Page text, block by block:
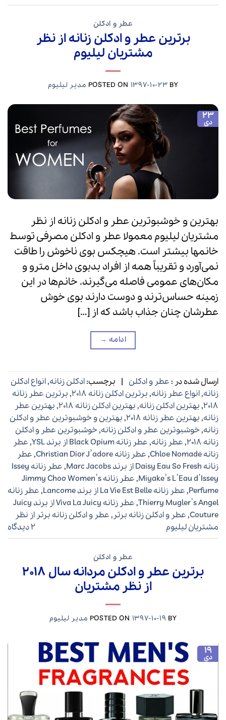
عطر و ادکلن
برترین عطر و ادکلن زنانه از نظر
مشتریان لیلیوم
POSTED ON 1397-10-23 BY مدیر لیلیوم
23
دی
بهترین و خوشبوترین عطر و ادکلن زنانه از نظر
مشتریان لیلیوم معمولا عطر و ادکلن مصرفی توسط
خانمها بیشتر است. هیچکس بوی ناخوش را طاقت
نمی‌آورد و تقریباً همه از افراد بدبوی داخل مترو و
مکان‌های عمومی فاصله می‌گیرند. خانم‌ها در این
زمینه حساس‌ترند و دوست دارند بوی خوش
عطر‌شان چنان جذاب باشد که از […]
ادامه →
ارسال شده در : عطر و ادکلن | برچسب:ادکلن زنانه,انواع ادکلن
زنانه,انواع عطر زنانه, برترین ادکلن زنانه ۲۰۱۸ , برترین عطر زنانه
۲۰۱۸, بهترین ادکلن زنانه, بهترین ادکلن زنانه ۲۰۱۸ , بهترین عطر
زنانه, بهترین عطر زنانه ۲۰۱۸ , بهترین و خوشبوترین عطر و ادکلن
زنانه,خوشبوترین عطر و ادکلن زنانه,خوشبوترین عطر و ادکلن
زنانه ۲۰۱۸
, عطر زنانه, عطر زنانه Black Opium از برند YSL , عطر
زنانه Chloe Nomade
, عطر زنانه Christian Dior J’adore , عطر
زنانه Daisy Eau So Fresh از برند Marc Jacobs
,
عطر زنانه Issey
Miyake’s L’Eau d’Issey
,
عطر زنانه Jimmy Choo Women’s
Perfume
, عطر زنانه La Vie Est Belle از برند Lancome , عطر زنانه
Thierry Mugler’s Angel
,
عطر زنانه Viva La Juicy از برند Juicy
Couture
, عطر و ادکلن زنانه برتر , عطر و ادکلن زنانه برتر از نظر
مشتریان لیلیوم
2 دیدگاه
عطر و ادکلن
برترین عطر و ادکلن مردانه سال ۲۰۱۸
از نظر مشتریان
POSTED ON 1397-10-19 BY مدیر لیلیوم
19
دی